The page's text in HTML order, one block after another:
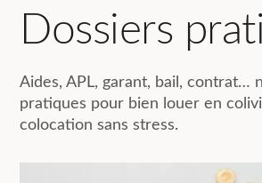
Dossiers
Aides, APL, garant, bail, contrat…
pratiques pour bien louer en
colocation sans stress.